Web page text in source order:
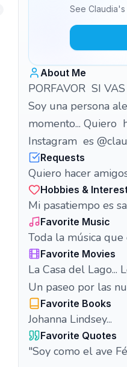
See
About Me
PORFAVOR SI
Soy una persona
momento... Quiero
Instagram es
Requests
Quiero hacer
Hobbies &
Mi pasatiempo es
Favorite Music
Toda la música
Favorite Movies
La Casa del
Un paseo por las
Favorite Books
Johanna Lindsey...
Favorite Quotes
"Soy como el ave